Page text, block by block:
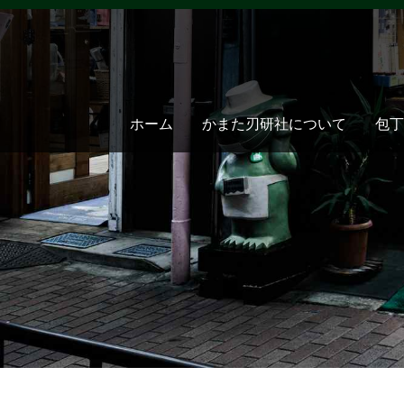
ホーム かまた刃研社について 包